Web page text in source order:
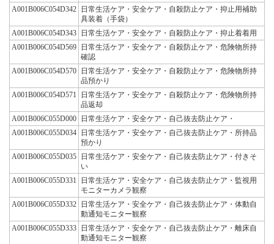
A001B006C054D342
日常生活ケア・安全ケア・自殺防止ケア・抑止用補助
具装着（手袋）
A001B006C054D343
日常生活ケア・安全ケア・自殺防止ケア・抑止着着用
A001B006C054D569
日常生活ケア・安全ケア・自殺防止ケア・危険物所持
確認
A001B006C054D570
日常生活ケア・安全ケア・自殺防止ケア・危険物所持
品預かり
A001B006C054D571
日常生活ケア・安全ケア・自殺防止ケア・危険物所持
品返却
A001B006C055D000
日常生活ケア・安全ケア・自己抜去防止ケア・
A001B006C055D034
日常生活ケア・安全ケア・自己抜去防止ケア・所持品
預かり
A001B006C055D035
日常生活ケア・安全ケア・自己抜去防止ケア・付きそ
い
A001B006C055D331
日常生活ケア・安全ケア・自己抜去防止ケア・監視用
モニターカメラ観察
A001B006C055D332
日常生活ケア・安全ケア・自己抜去防止ケア・体動自
動通知モニター観察
A001B006C055D333
日常生活ケア・安全ケア・自己抜去防止ケア・離床自
動通知モニター観察